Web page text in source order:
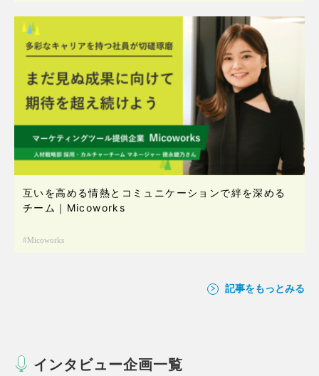
互いを高める情熱とコミュニケーションで絆を深める
チーム｜Micoworks
Micoworks
記事をもっとみる
インタビュー企画一覧